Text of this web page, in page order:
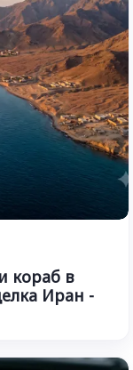
кораб в
Иран -